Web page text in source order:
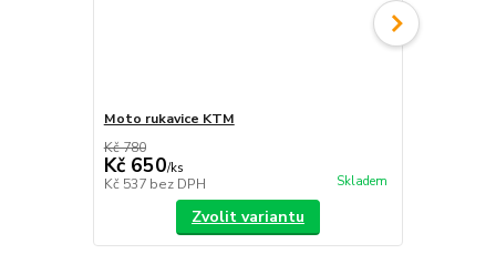
Moto rukavice KTM
Kč 780
Kč 650/ks
Kč 537 bez DPH Skladem
Zvolit variantu